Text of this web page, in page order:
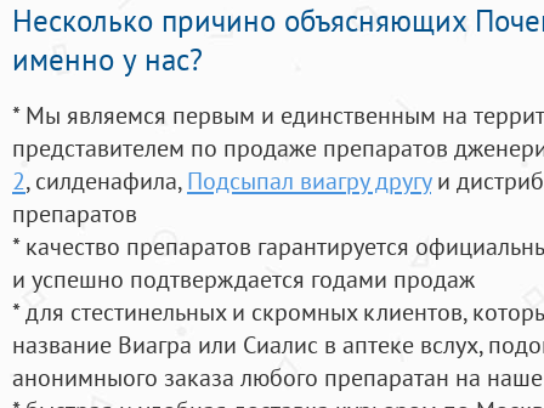
Несколько причино объясняющих
именно у нас?
* Мы являемся первым и единственным на
представителем по продаже препаратов
2, силденафила, Подсыпал виагру другуи
препаратов
* качество препаратов гарантируется
и успешно подтверждается годами продаж
* для стестинельных и скромных клиентов,
название Виагра или Сиалис в аптеке вслух,
анонимныого заказа любого препаратан на